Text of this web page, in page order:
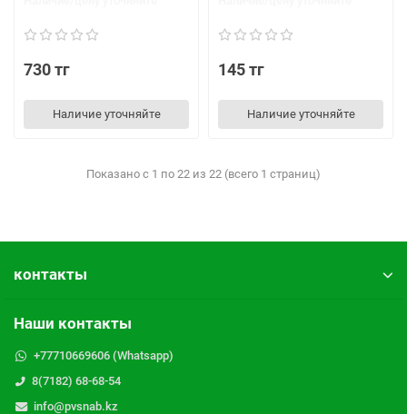
730 тг
Наличие уточняйте
145 тг
Наличие уточняйте
Показано с 1 по 22 из 22 (всего 1 страниц)
контакты
Наши контакты
+77710669606 (Whatsapp)
8(7182) 68-68-54
info@pvsnab.kz